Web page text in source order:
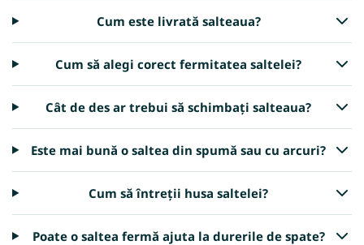
Cum este livrată salteaua?
Cum să alegi corect fermitatea saltelei?
Cât de des ar trebui să schimbați salteaua?
Este mai bună o saltea din spumă sau cu arcuri?
Cum să întreții husa saltelei?
Poate o saltea fermă ajuta la durerile de spate?